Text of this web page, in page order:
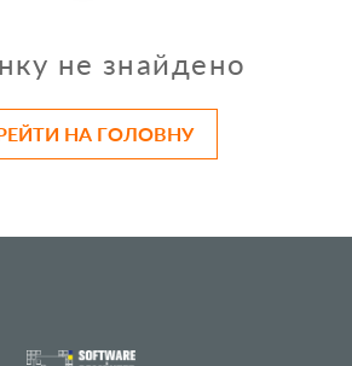
не знайдено
НА ГОЛОВНУ